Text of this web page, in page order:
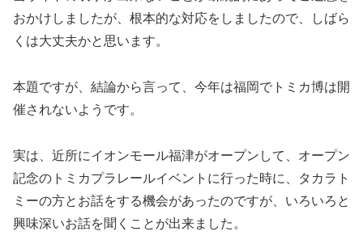
おかけしましたが、根本的な対応をしましたので、しばら
くは大丈夫かと思います。
本題ですが、結論から言って、今年は福岡でトミカ博は開
催されないようです。
実は、近所にイオンモール福津がオープンして、オープン
記念のトミカプラレールイベントに行った時に、タカラト
ミーの方とお話をする機会があったのですが、いろいろと
興味深いお話を聞くことが出来ました。